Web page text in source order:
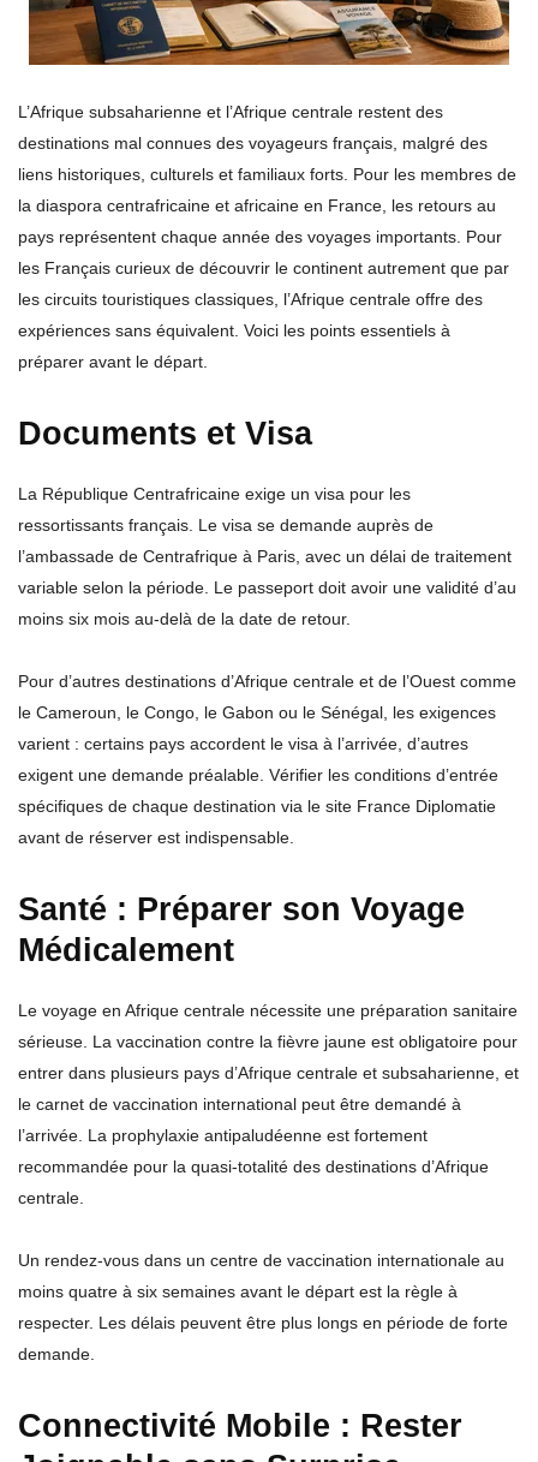
L’Afrique subsaharienne et l’Afrique centrale restent des
destinations mal connues des voyageurs français, malgré des
liens historiques, culturels et familiaux forts. Pour les membres de
la diaspora centrafricaine et africaine en France, les retours au
pays représentent chaque année des voyages importants. Pour
les Français curieux de découvrir le continent autrement que par
les circuits touristiques classiques, l’Afrique centrale offre des
expériences sans équivalent. Voici les points essentiels à
préparer avant le départ.
Documents et Visa
La République Centrafricaine exige un visa pour les
ressortissants français. Le visa se demande auprès de
l’ambassade de Centrafrique à Paris, avec un délai de traitement
variable selon la période. Le passeport doit avoir une validité d’au
moins six mois au-delà de la date de retour.
Pour d’autres destinations d’Afrique centrale et de l’Ouest comme
le Cameroun, le Congo, le Gabon ou le Sénégal, les exigences
varient : certains pays accordent le visa à l’arrivée, d’autres
exigent une demande préalable. Vérifier les conditions d’entrée
spécifiques de chaque destination via le site France Diplomatie
avant de réserver est indispensable.
Santé : Préparer son Voyage
Médicalement
Le voyage en Afrique centrale nécessite une préparation sanitaire
sérieuse. La vaccination contre la fièvre jaune est obligatoire pour
entrer dans plusieurs pays d’Afrique centrale et subsaharienne, et
le carnet de vaccination international peut être demandé à
l’arrivée. La prophylaxie antipaludéenne est fortement
recommandée pour la quasi-totalité des destinations d’Afrique
centrale.
Un rendez-vous dans un centre de vaccination internationale au
moins quatre à six semaines avant le départ est la règle à
respecter. Les délais peuvent être plus longs en période de forte
demande.
Connectivité Mobile : Rester